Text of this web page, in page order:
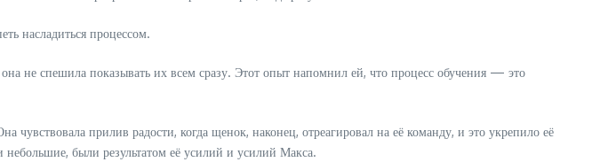
насладиться процессом.
не спешила показывать их всем сразу. Этот опыт напомнил ей, что процесс обучения — это
прилив радости, когда щенок, наконец, отреагировал на её команду, и это укрепило её
небольшие, были результатом её усилий и усилий Макса.